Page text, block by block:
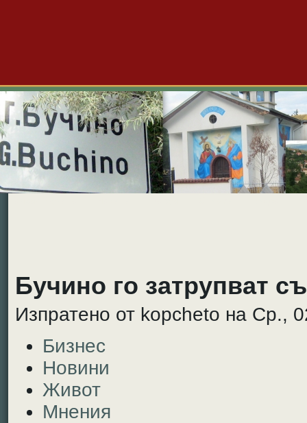
Бучино го затрупват
Изпратено от kopcheto на Ср.,
Бизнес
Новини
Живот
Мнения